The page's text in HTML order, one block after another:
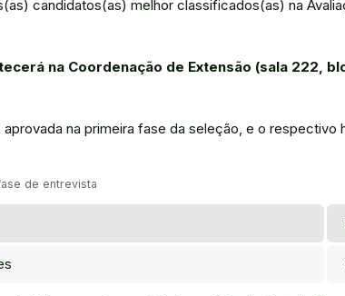
candidatos(as) melhor classificados(as) na
na Coordenação de Extensão (sala 222,
na primeira fase da seleção, e o respectivo
de entrevista